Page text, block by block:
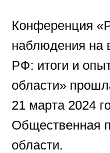
Конференция
наблюдения на
РФ: итоги и
области»
21 марта 2024
Общественная
области.